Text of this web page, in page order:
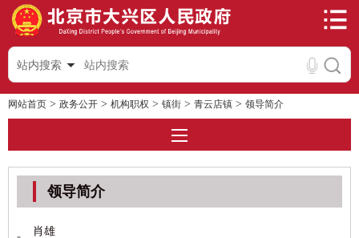
站内搜索
网站首页 > 政务公开 > 机构职权 > 镇街 > 青云店镇 > 领导简介
领导简介
肖雄